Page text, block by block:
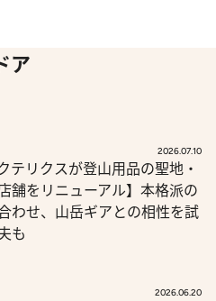
ア
2026.07.10
テリクスが登山用品の聖地・
舗をリニューアル】本格派の
わせ、山岳ギアとの相性を試
も
2026.06.20